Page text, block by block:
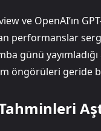
ve OpenAI’ın
performanslar
günü
öngörüleri geride